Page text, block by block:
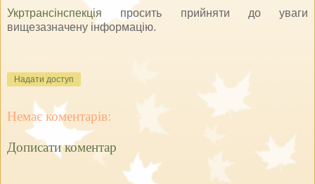
Укртрансінспекція просить прийняти до уваги
вищезазначену інформацію.
Надати доступ
Немає коментарів:
Дописати коментар